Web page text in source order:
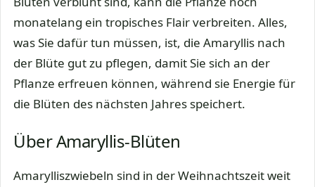
monatelang ein tropisches Flair verbreiten. Alles,
was Sie dafür tun müssen, ist, die Amaryllis nach
der Blüte gut zu pflegen, damit Sie sich an der
Pflanze erfreuen können, während sie Energie für
die Blüten des nächsten Jahres speichert.
Über Amaryllis-Blüten
Amarylliszwiebeln sind in der Weihnachtszeit weit